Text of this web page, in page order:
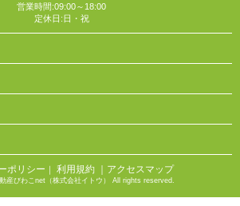
営業時間:09:00～18:00
定休日:日・祝
ポリシー ｜ 利用規約 ｜アクセスマップ
産びわこnet（株式会社イトウ） All rights reserved.